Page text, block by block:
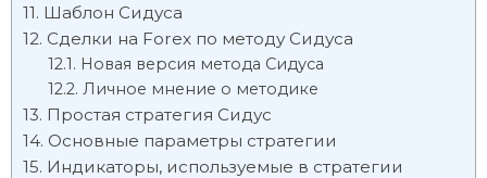
Шаблон Сидуса
Сделки на Forex по методу Сидуса
Новая версия метода Сидуса
Личное мнение о методике
Простая стратегия Сидус
Основные параметры стратегии
Индикаторы, используемые в стратегии